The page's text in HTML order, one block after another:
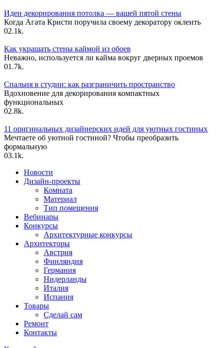
Идеи декорирования потолка — вашей пятой стены
Когда Агата Кристи поручила своему декоратору оклеить
02.1k.
Как украшать стены каймой из обоев
Неважно, используется ли кайма вокруг дверных проемов
01.7k.
Спальня в студии: как разграничить пространство
Вдохновение для декорирования компактных
функциональных
02.8k.
11 оригинальных дизайнерских идей для уютных гостиных
Мечтаете об уютной гостиной? Чтобы преобразить
формальную
03.1k.
Новости
Дизайн-проекты
Комната
Материал
Тип помещения
Вебинары
Конкурсы
Архитектурные конкурсы
Архитекторы
Австрия
Финляндия
Германия
Нидерланды
Италия
Испания
Товары
Сделай сам
Ремонт
Контакты